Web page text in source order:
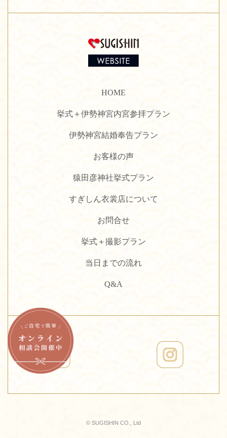
HOME
挙式＋伊勢神宮内宮参拝プラン
伊勢神宮結婚奉告プラン
お客様の声
猿田彦神社挙式プラン
すぎしん衣裳店について
お問合せ
挙式＋撮影プラン
当日までの流れ
Q&A
© SUGISHIN CO., Ltd